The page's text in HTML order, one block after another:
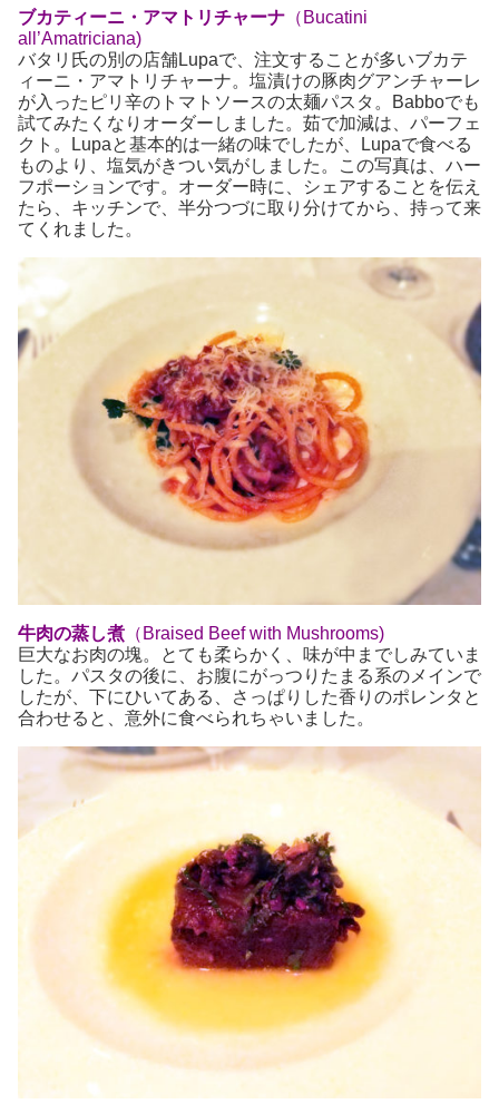
ブカティーニ・アマトリチャーナ （Bucatini
all’Amatriciana)
バタリ氏の別の店舗Lupaで、注文することが多いブカテ
ィーニ・アマトリチャーナ。塩漬けの豚肉グアンチャーレ
が入ったピリ辛のトマトソースの太麺パスタ。Babboでも
試てみたくなりオーダーしました。茹で加減は、パーフェ
クト。Lupaと基本的は一緒の味でしたが、Lupaで食べる
ものより、塩気がきつい気がしました。この写真は、ハー
フポーションです。オーダー時に、シェアすることを伝え
たら、キッチンで、半分つづに取り分けてから、持って来
てくれました。
牛肉の蒸し煮 （Braised Beef with Mushrooms)
巨大なお肉の塊。とても柔らかく、味が中までしみていま
した。パスタの後に、お腹にがっつりたまる系のメインで
したが、下にひいてある、さっぱりした香りのポレンタと
合わせると、意外に食べられちゃいました。